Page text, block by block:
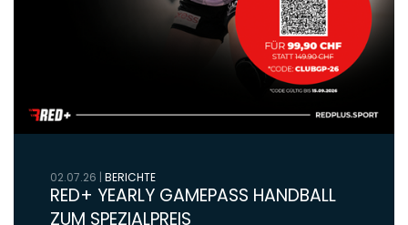
02.07.26 | BERICHTE
RED+ YEARLY GAMEPASS HANDBALL
ZUM SPEZIALPREIS